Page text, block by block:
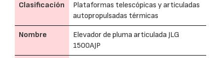
Clasificación
Plataformas telescópicas y articuladas
autopropulsadas térmicas
Nombre
Elevador de pluma articulada JLG
1500AJP